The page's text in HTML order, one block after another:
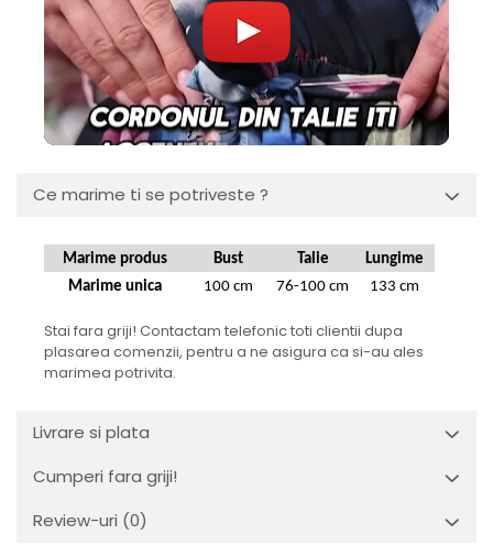
Ce marime ti se potriveste ?
Marime produs Bust Talie
Lungime
Marime unica
100 cm 76-100 cm 133 cm
Stai fara griji! Contactam telefonic toti clientii dupa
plasarea comenzii, pentru a ne asigura ca si-au ales
marimea potrivita.
Livrare si plata
Cumperi fara griji!
Review-uri (0)